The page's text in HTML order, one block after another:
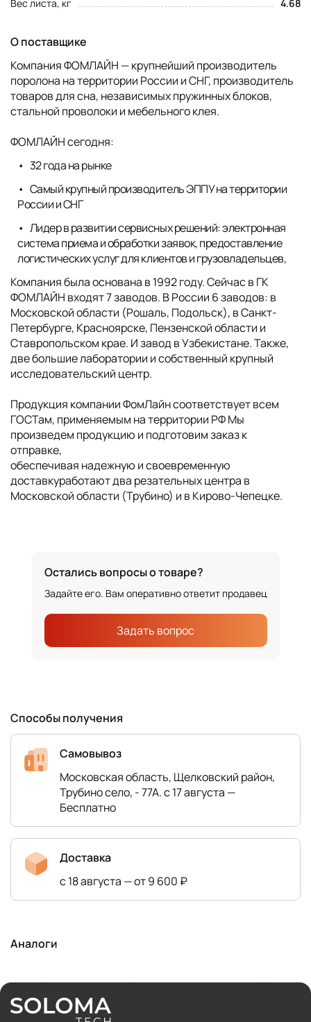
Вес листа, кг 4.68
О поставщике
Компания ФОМЛАЙН — крупнейший производитель
поролона на территории России и СНГ, производитель
товаров для сна, независимых пружинных блоков,
стальной проволоки и мебельного клея.
ФОМЛАЙН сегодня:
32 года на рынке
Самый крупный производитель ЭППУ на территории
России и СНГ
Лидер в развитии сервисных решений: электронная
система приема и обработки заявок, предоставление
логистических услуг для клиентов и грузовладельцев,
Компания была основана в 1992 году. Сейчас в ГК
ФОМЛАЙН входят 7 заводов. В России 6 заводов: в
Московской области (Рошаль, Подольск), в Санкт-
Петербурге, Красноярске, Пензенской области и
Ставропольском крае. И завод в Узбекистане. Также,
две большие лаборатории и собственный крупный
исследовательский центр.
Продукция компании ФомЛайн соответствует всем
ГОСТам, применяемым на территории РФ Мы
произведем продукцию и подготовим заказ к
отправке,
обеспечивая надежную и своевременную
доставкуработают два резательных центра в
Московской области (Трубино) и в Кирово-Чепецке.
Способы получения
Самовывоз
Московская область, Щелковский район,
Трубино село, - 77А. с 17 августа —
Бесплатно
Доставка
с 18 августа — от 9 600 ₽
Остались вопросы о товаре?
Задайте его. Вам оперативно ответит продавец
Задать вопрос
Аналоги